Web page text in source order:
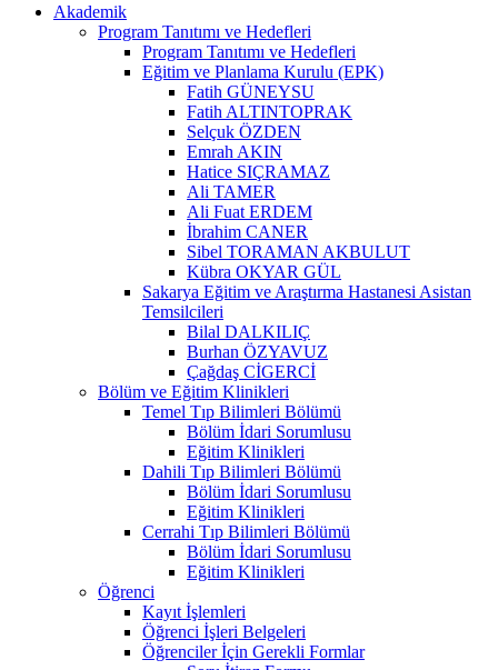
Akademik
Program Tanıtımı ve Hedefleri
Program Tanıtımı ve Hedefleri
Eğitim ve Planlama Kurulu (EPK)
Fatih GÜNEYSU
Fatih ALTINTOPRAK
Selçuk ÖZDEN
Emrah AKIN
Hatice SIÇRAMAZ
Ali TAMER
Ali Fuat ERDEM
İbrahim CANER
Sibel TORAMAN AKBULUT
Kübra OKYAR GÜL
Sakarya Eğitim ve Araştırma Hastanesi Asistan
Temsilcileri
Bilal DALKILIÇ
Burhan ÖZYAVUZ
Çağdaş CİGERCİ
Bölüm ve Eğitim Klinikleri
Temel Tıp Bilimleri Bölümü
Bölüm İdari Sorumlusu
Eğitim Klinikleri
Dahili Tıp Bilimleri Bölümü
Bölüm İdari Sorumlusu
Eğitim Klinikleri
Cerrahi Tıp Bilimleri Bölümü
Bölüm İdari Sorumlusu
Eğitim Klinikleri
Öğrenci
Kayıt İşlemleri
Öğrenci İşleri Belgeleri
Öğrenciler İçin Gerekli Formlar